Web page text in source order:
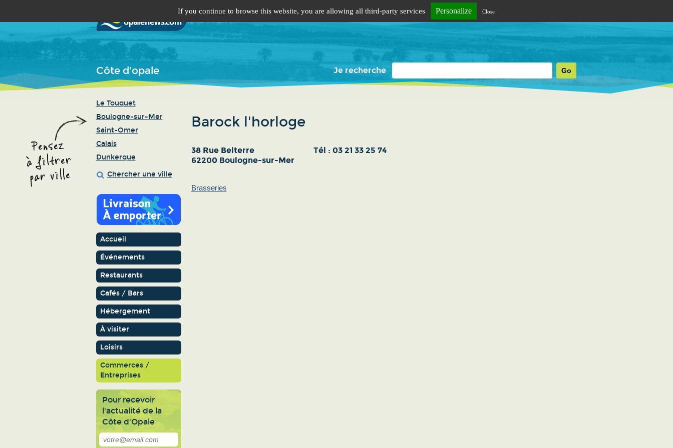
Côte d'opale Je recherche
Le Touquet
Boulogne-sur-Mer
Saint-Omer
Calais
Dunkerque
Chercher une ville
Accueil
Événements
Restaurants
Cafés / Bars
Hébergement
À visiter
Loisirs
Commerces /
Entreprises
Pour recevoir
l'actualité de la
Côte d'Opale
Barock l'horloge
38 Rue Belterre
62200 Boulogne-sur-Mer
Tél : 03 21 33 25 74
Brasseries
If you continue to browse this website, you are allowing all third-party services Personalize Close